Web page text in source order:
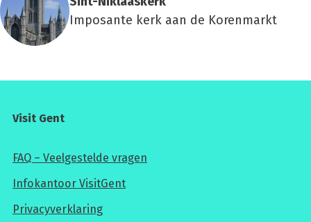
Imposante kerk aan de Korenmarkt
Visit Gent
FAQ – Veelgestelde vragen
Infokantoor VisitGent
Privacyverklaring